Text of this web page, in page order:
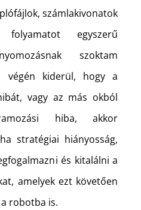
számlakivonatok
folyamatot egyszerű
szoktam
végén kiderül, hogy a
vagy az más okból
hiba, akkor
stratégiai hiányosság,
és kitalálni a
amelyek ezt követően
robotba is.